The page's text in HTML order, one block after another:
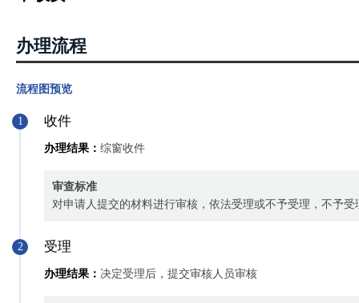
办理流程
流程图预览
1 收件
办理结果： 综窗收件
审查标准
对申请人提交的材料进行审核，依法受理或不予受理，不予
2 受理
办理结果： 决定受理后，提交审核人员审核